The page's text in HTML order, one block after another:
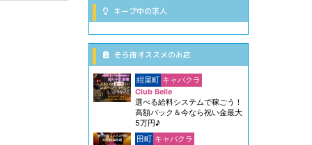
キープ中の求人
そら街オススメのお店
紺屋町 キャバクラ
Club Belle
選べる給料システムで稼ごう！
高額バック＆今なら祝い金最大
5万円♪
田町 キャバクラ